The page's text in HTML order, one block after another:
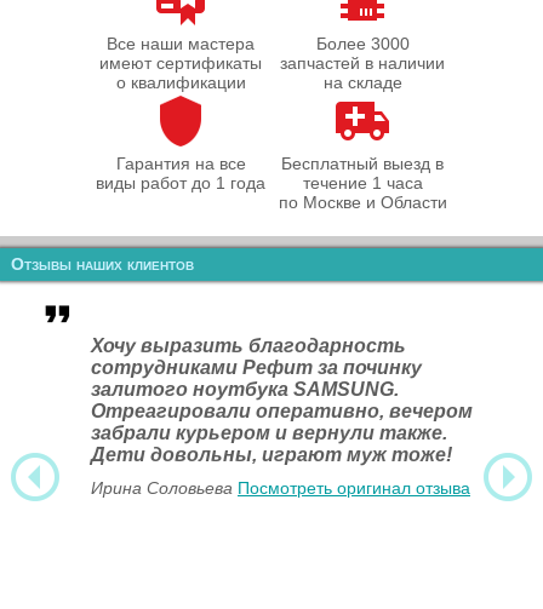
Все наши мастера
имеют сертификаты
о квалификации
Более 3000
запчастей в наличии
на складе
Гарантия на все
виды работ до 1 года
Бесплатный выезд в
течение 1 часа
по Москве и Области
Отзывы наших клиентов
Хочу выразить благодарность
сотрудниками Рефит за починку
залитого ноутбука SAMSUNG.
Отреагировали оперативно, вечером
забрали курьером и вернули также.
Дети довольны, играют муж тоже!
Ирина Соловьева Посмотреть оригинал отзыва